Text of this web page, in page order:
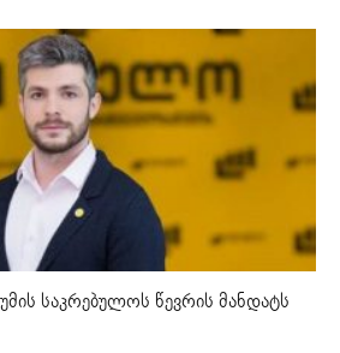
საკრებულოს წევრის მანდატს